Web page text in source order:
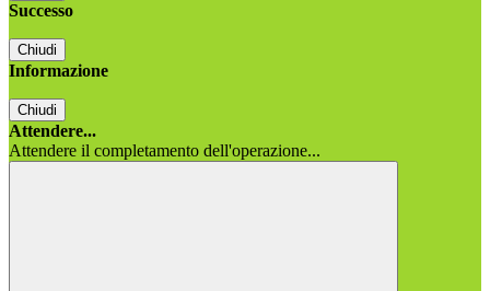
Successo
Chiudi
Informazione
Chiudi
Attendere...
Attendere il completamento dell'operazione...